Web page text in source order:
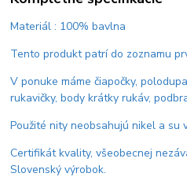
Materiál : 100% bavlna
Tento produkt patrí do zoznamu
V ponuke máme čiapočky,
rukavičky, body krátky rukáv,
Použité nity neobsahujú nikel a su
Certifikát kvality, všeobecnej
Slovenský výrobok.